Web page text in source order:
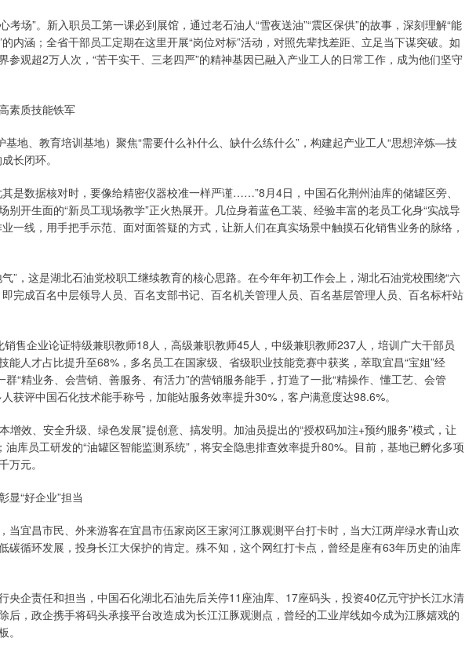
考场”。新入职员工第一课必到展馆，通过老石油人“雪夜送油”“震区保供”的故事，深刻理解“能
内涵；全省干部员工定期在这里开展“岗位对标”活动，对照先辈找差距、立足当下谋突破。如
参观超2万人次，“苦干实干、三老四严”的精神基因已融入产业工人的日常工作，成为他们坚守
素质技能铁军
基地、教育培训基地）聚焦“需要什么补什么、缺什么练什么”，构建起产业工人“思想淬炼—技
长闭环。
是数据核对时，要像给精密仪器校准一样严谨……”8月4日，中国石化荆州油库的储罐区旁、
别开生面的“新员工现场教学”正火热展开。几位身着蓝色工装、经验丰富的老员工化身“实战导
一线，用手把手示范、面对面答疑的方式，让新人们在真实场景中触摸石化销售业务的脉络，
”，这是湖北石油党校职工继续教育的核心思路。在今年年初工作会上，湖北石油党校围绕“六
完成百名中层领导人员、百名支部书记、百名机关管理人员、百名基层管理人员、百名标杆站
售企业论证特级兼职教师18人，高级兼职教师45人，中级兼职教师237人，培训广大干部员
能人才占比提升至68%，多名员工在国家级、省级职业技能竞赛中获奖，萃取宜昌“宝姐”经
群“精业务、会营销、善服务、有活力”的营销服务能手，打造了一批“精操作、懂工艺、会管
获评中国石化技术能手称号，加能站服务效率提升30%，客户满意度达98.6%。
增效、安全升级、绿色发展”提创意、搞发明。加油员提出的“授权码加注+预约服务”模式，让
库员工研发的“油罐区智能监测系统”，将安全隐患排查效率提升80%。目前，基地已孵化多项
万元。
显“好企业”担当
当宜昌市民、外来游客在宜昌市伍家岗区王家河江豚观测平台打卡时，当大江两岸绿水青山欢
碳循环发展，投身长江大保护的肯定。殊不知，这个网红打卡点，曾经是座有63年历史的油库
央企责任和担当，中国石化湖北石油先后关停11座油库、17座码头，投资40亿元守护长江水清
后，政企携手将码头承接平台改造成为长江江豚观测点，曾经的工业岸线如今成为江豚嬉戏的
。